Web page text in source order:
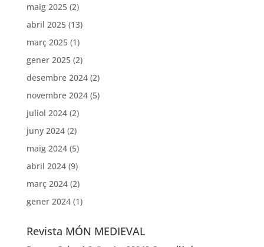
maig 2025(2)
abril 2025(13)
març 2025(1)
gener 2025(2)
desembre 2024(2)
novembre 2024(5)
juliol 2024(2)
juny 2024(2)
maig 2024(5)
abril 2024(9)
març 2024(2)
gener 2024(1)
Revista MÓN MEDIEVAL